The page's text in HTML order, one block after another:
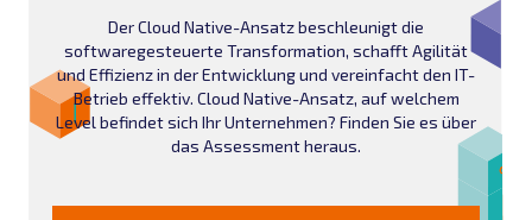
Der Cloud Native-Ansatz beschleunigt die
softwaregesteuerte Transformation, schafft Agilität
und Effizienz in der Entwicklung und vereinfacht den IT-
Betrieb effektiv. Cloud Native-Ansatz, auf welchem
Level befindet sich Ihr Unternehmen? Finden Sie es über
das Assessment heraus.